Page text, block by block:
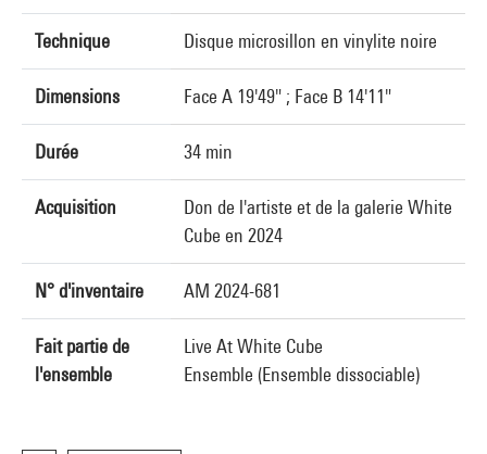
Technique Disque microsillon en vinylite noire
Dimensions Face A 19'49" ; Face B 14'11"
Durée 34 min
Acquisition
Don de l'artiste et de la galerie White
Cube en 2024
N° d'inventaire AM 2024-681
Fait partie de
l'ensemble
Live At White Cube
Ensemble (Ensemble dissociable)